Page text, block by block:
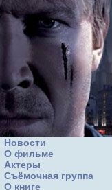
Новости
О фильме
Актеры
Съёмочная группа
О книге